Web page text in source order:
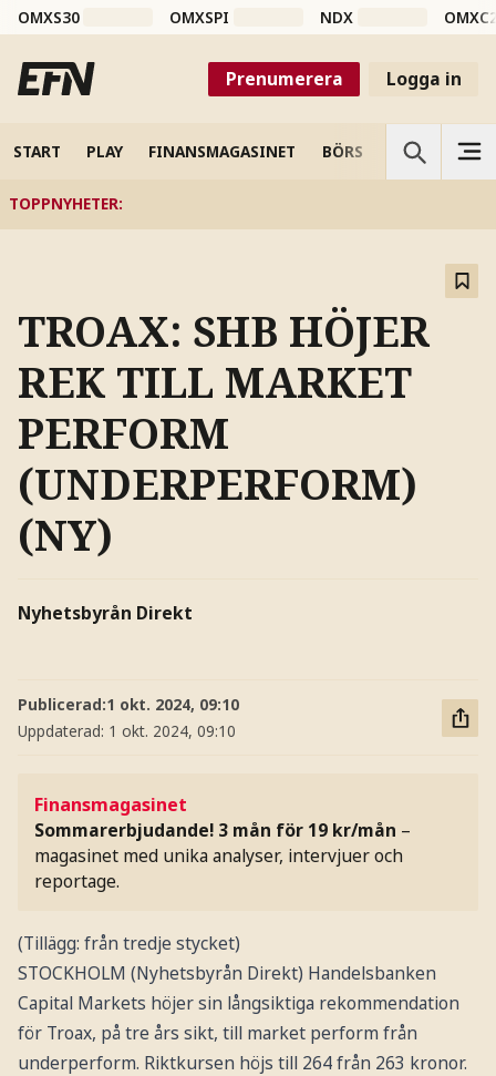
OMXS30 OMXSPI NDX
Prenumerera Logga in
START PLAY FINANSMAGASINET BÖRS VETENSKAP
TOPPNYHETER:
TROAX: SHB HÖJER
REK TILL MARKET
PERFORM
(UNDERPERFORM)
(NY)
Nyhetsbyrån Direkt
Publicerad:1 okt. 2024, 09:10
Uppdaterad: 1 okt. 2024, 09:10
Finansmagasinet
Sommarerbjudande! 3 mån för 19 kr/mån –
magasinet med unika analyser, intervjuer och
reportage.
(Tillägg: från tredje stycket)
STOCKHOLM (Nyhetsbyrån Direkt) Handelsbanken
Capital Markets höjer sin långsiktiga rekommendation
för Troax, på tre års sikt, till market perform från
underperform. Riktkursen höjs till 264 från 263 kronor.